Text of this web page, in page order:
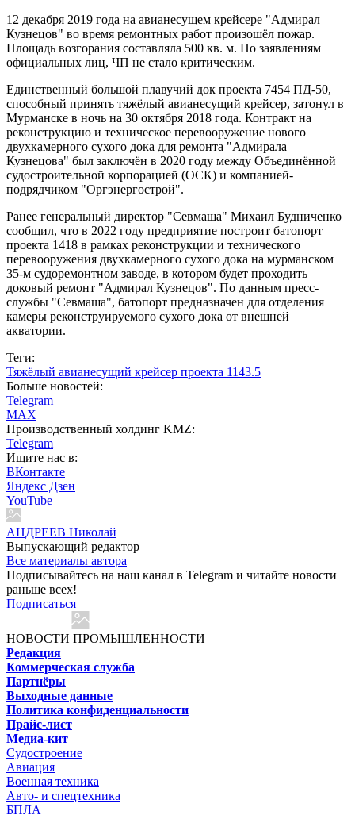
12 декабря 2019 года на авианесущем крейсере "Адмирал
Кузнецов" во время ремонтных работ произошёл пожар.
Площадь возгорания составляла 500 кв. м. По заявлениям
официальных лиц, ЧП не стало критическим.
Единственный большой плавучий док проекта 7454 ПД-50,
способный принять тяжёлый авианесущий крейсер, затонул в
Мурманске в ночь на 30 октября 2018 года. Контракт на
реконструкцию и техническое перевооружение нового
двухкамерного сухого дока для ремонта "Адмирала
Кузнецова" был заключён в 2020 году между Объединённой
судостроительной корпорацией (ОСК) и компанией-
подрядчиком "Оргэнергострой".
Ранее генеральный директор "Севмаша" Михаил Будниченко
сообщил, что в 2022 году предприятие построит батопорт
проекта 1418 в рамках реконструкции и технического
перевооружения двухкамерного сухого дока на мурманском
35-м судоремонтном заводе, в котором будет проходить
доковый ремонт "Адмирал Кузнецов". По данным пресс-
службы "Севмаша", батопорт предназначен для отделения
камеры реконструируемого сухого дока от внешней
акватории.
Теги:
Тяжёлый авианесущий крейсер проекта 1143.5
Больше новостей:
Telegram
MAX
Производственный холдинг KMZ:
Telegram
Ищите нас в:
ВКонтакте
Яндекс Дзен
YouTube
АНДРЕЕВ Николай
Выпускающий редактор
Все материалы автора
Подписывайтесь на наш канал в Telegram и читайте новости
раньше всех!
Подписаться
НОВОСТИ ПРОМЫШЛЕННОСТИ
Редакция
Коммерческая служба
Партнёры
Выходные данные
Политика конфиденциальности
Прайс-лист
Медиа-кит
Судостроение
Авиация
Военная техника
Авто- и спецтехника
БПЛА